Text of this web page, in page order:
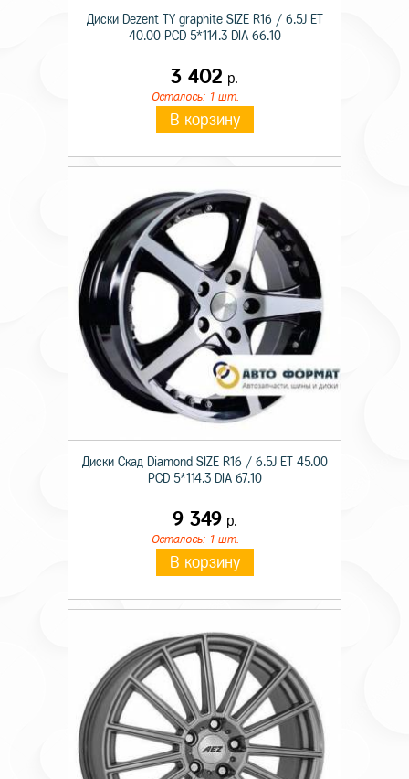
Диски Dezent TY graphite SIZE R16 / 6.5J ET
40.00 PCD 5*114.3 DIA 66.10
3 402 р.
Осталось: 1 шт.
В корзину
Диски Скад Diamond SIZE R16 / 6.5J ET 45.00
PCD 5*114.3 DIA 67.10
9 349р.
Осталось: 1 шт.
В корзину